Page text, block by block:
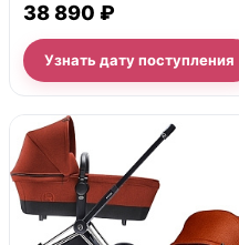
38 890 ₽
Узнать дату поступления